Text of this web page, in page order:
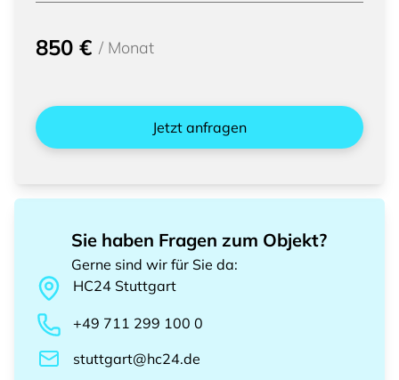
850 € / Monat
Jetzt anfragen
Sie haben Fragen zum Objekt?
Gerne sind wir für Sie da:
HC24 Stuttgart
+49 711 299 100 0
stuttgart@hc24.de